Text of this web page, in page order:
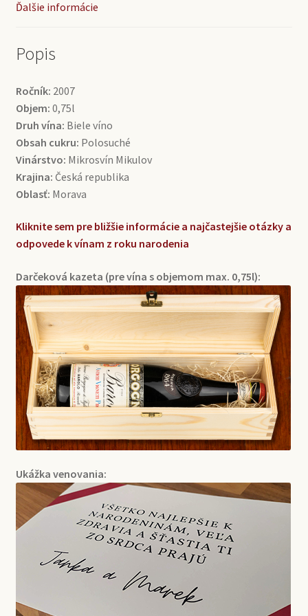
Ďalšie informácie
Popis
Ročník: 2007
Objem: 0,75l
Druh vína: Biele víno
Obsah cukru: Polosuché
Vinárstvo: Mikrosvín Mikulov
Krajina: Česká republika
Oblasť: Morava
Kliknite sem pre bližšie informácie a najčastejšie otázky a
odpovede k vínam z roku narodenia
Darčeková kazeta (pre vína s objemom max. 0,75l):
Ukážka venovania: